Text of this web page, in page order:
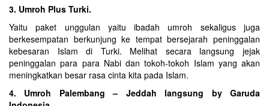
3. Umroh Plus Turki.
Yaitu paket unggulan yaitu ibadah umroh sekaligus juga
berkesempatan berkunjung ke tempat bersejarah peninggalan
kebesaran Islam di Turki. Melihat secara langsung jejak
peninggalan para para Nabi dan tokoh-tokoh Islam yang akan
meningkatkan besar rasa cinta kita pada Islam.
4. Umroh Palembang – Jeddah langsung by Garuda